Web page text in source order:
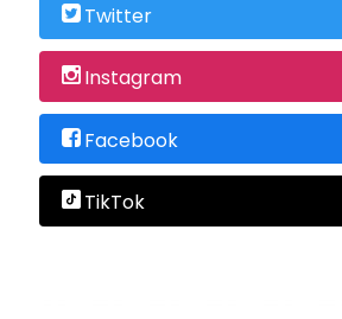
Twitter
Instagram
Facebook
TikTok